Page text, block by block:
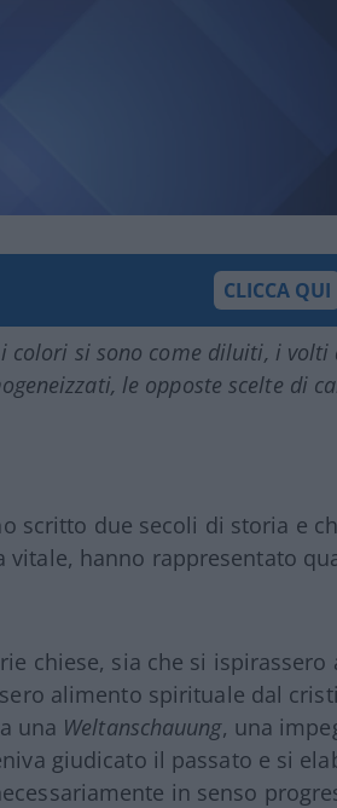
CLICCA QUI
colori si sono come diluiti, i
le opposte scelte di
scritto due secoli di storia e
hanno rappresentato
chiese, sia che si ispirassero
alimento spirituale dal
una Weltanschauung, una
giudicato il passato e si
in senso